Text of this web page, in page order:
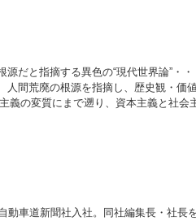
だと指摘する異色の“現代世界論”・
人間荒廃の根源を指摘し、歴史観・価
義の変質にまで遡り、資本主義と社会
動車道新聞社入社。同社編集長・社長